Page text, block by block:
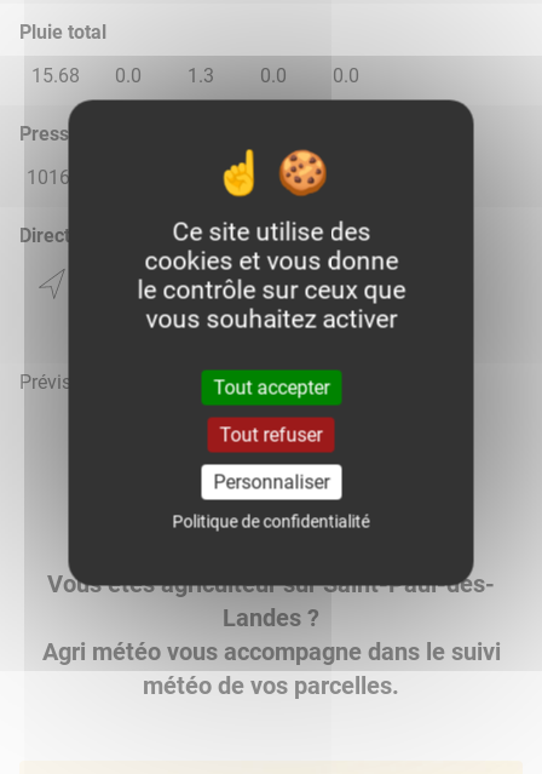
Pluie total
15.68
0.0 1.3 0.0 0.0
Pression atmosphérique (hPa)
1016.0
1017.0 1018.0 1018.0
Direction du vent
Prévisions météo mises à jour le 9 août 2026 à 09h
Voir la météo heure par heure
Vous êtes agriculteur sur Saint-Paul-des-
Landes ?
Agri météo vous accompagne dans le suivi
météo de vos parcelles.
Ce site utilise des
cookies et vous donne
le contrôle sur ceux que
vous souhaitez activer
Tout accepter
Tout refuser
Personnaliser
Politique de confidentialité